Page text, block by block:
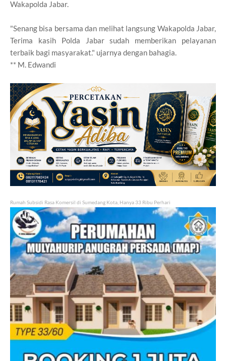
Wakapolda Jabar.
"Senang bisa bersama dan melihat langsung Wakapolda Jabar,
Terima kasih Polda Jabar sudah memberikan pelayanan
terbaik bagi masyarakat." ujarnya dengan bahagia.
** M. Edwandi
Rumah Subsidi Rasa Komersil di Sumedang Kota, Hanya 33 Ribu Perhari